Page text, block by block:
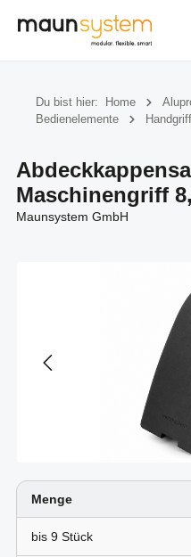
Zum Hauptinhalt springen
Du bist hier: Home
Bedienelemente
Maschinengriff
Maunsystem GmbH
Menge
bis 9